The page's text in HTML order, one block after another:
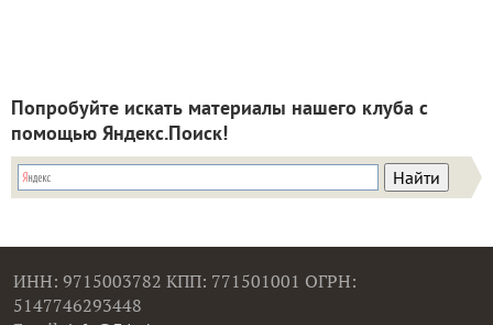
Попробуйте искать материалы нашего клуба с
помощью Яндекс.Поиск!
ИНН: 9715003782 КПП: 771501001 ОГРН:
5147746293448